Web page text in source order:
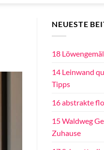
NEUESTE
18
14 Leinwand
Tipps
16 abstrakte
15 Waldweg
Zuhause